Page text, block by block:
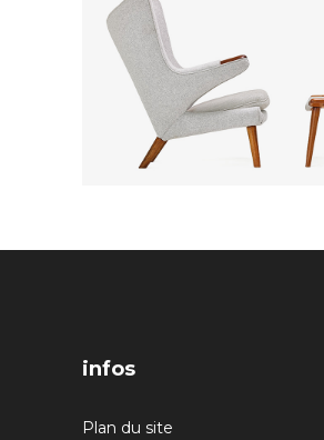
infos
Plan du site